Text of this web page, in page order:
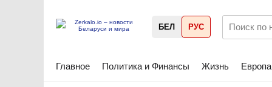
БЕЛ РУС
Главное Политика и Финансы Жизнь Европа